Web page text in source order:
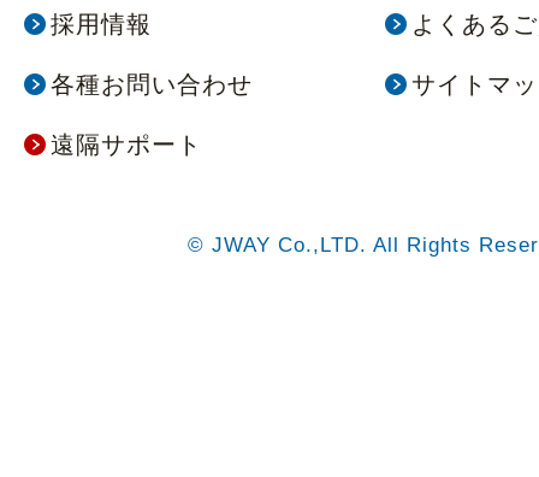
採用情報 よくある
各種お問い合わせ サイトマ
遠隔サポート
© JWAY Co.,LTD. All Rights